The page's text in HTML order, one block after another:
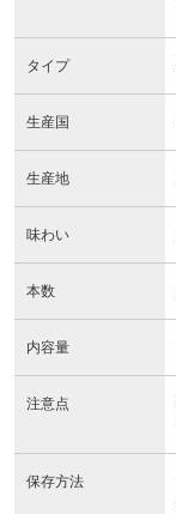
タイプ
生産国
生産地
味わい
本数
内容量
注意点
保存方法